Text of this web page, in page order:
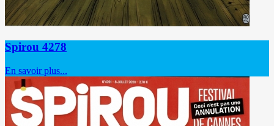
Spirou 4278
En savoir plus...